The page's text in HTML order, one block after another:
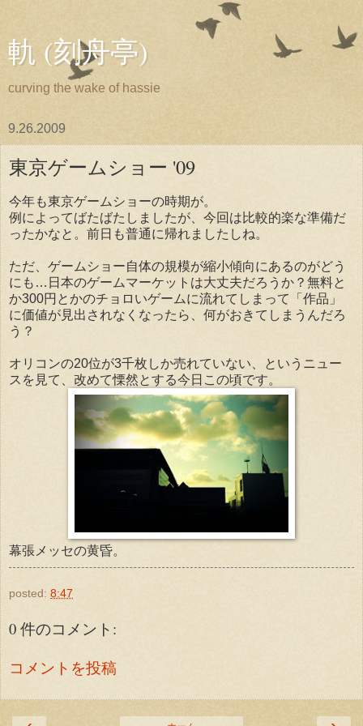
軌 (刻舟亭)
curving the wake of hassie
9.26.2009
東京ゲームショー '09
今年も東京ゲームショーの時期が。
例によってばたばたしましたが、今回は比較的楽な準備だ
ったかなと。前日も普通に帰れましたしね。
ただ、ゲームショー自体の規模が縮小傾向にあるのがどう
にも…日本のゲームマーケットは大丈夫だろうか？無料と
か300円とかのチョロいゲームに流れてしまって「作品」
に価値が見出されなくなったら、何がおきてしまうんだろ
う？
オリコンの20位が3千枚しか売れていない、というニュー
スを見て、改めて慄然とする今日この頃です。
幕張メッセの黄昏。
posted: 8:47
0 件のコメント:
コメントを投稿